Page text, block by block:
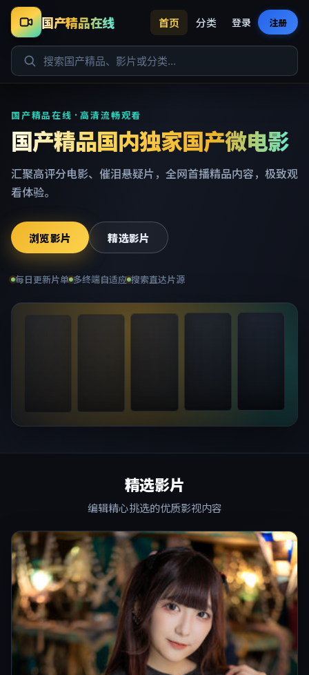
国产精品在线 首页 分类 登录 注册
国产精品在线 · 高清流畅观看
国产精品国内独家国产微电影
汇聚高评分电影、催泪悬疑片，全网首播精品内容，极致观
看体验。
浏览影片 精选影片
每日更新片单 多终端自适应 搜索直达片源
精选影片
编辑精心挑选的优质影视内容